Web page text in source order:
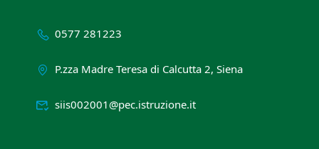
0577 281223
P.zza Madre Teresa di Calcutta 2, Siena
siis002001@pec.istruzione.it